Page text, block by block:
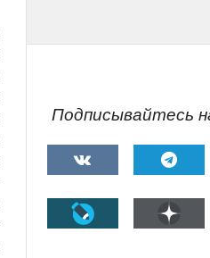
Подписывайтесь